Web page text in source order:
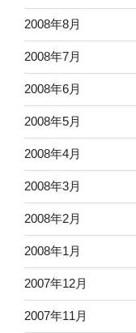
2008年8月
2008年7月
2008年6月
2008年5月
2008年4月
2008年3月
2008年2月
2008年1月
2007年12月
2007年11月